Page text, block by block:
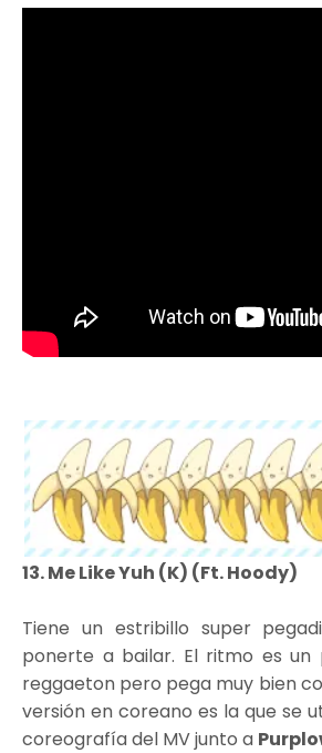
13. Me Like Yuh (K) (Ft. Hoody)
Tiene un estribillo super
ponerte a bailar. El ritmo es un
reggaeton pero pega muy bien
versión en coreano es la que se
coreografía del MV junto a